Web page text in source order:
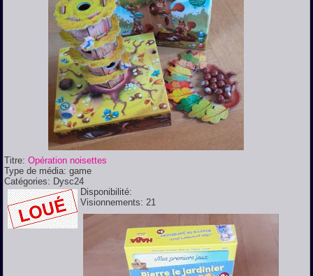
Titre:Opération noisettes
Type de média:game
Catégories: Dysc24
Disponibilité:
Visionnements: 21